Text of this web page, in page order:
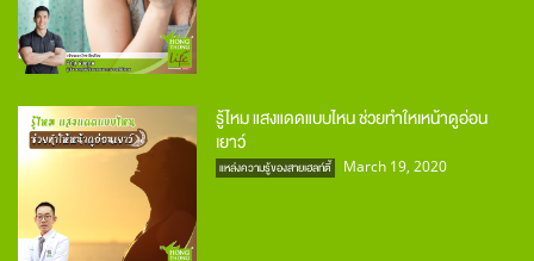
รู้ไหม แสงแดดแบบไหน ช่วยทำใหเหน้าดูอ่อน
เยาว์
แหล่งความรู้ของสายเฮลท์ตี้ March 19, 2020